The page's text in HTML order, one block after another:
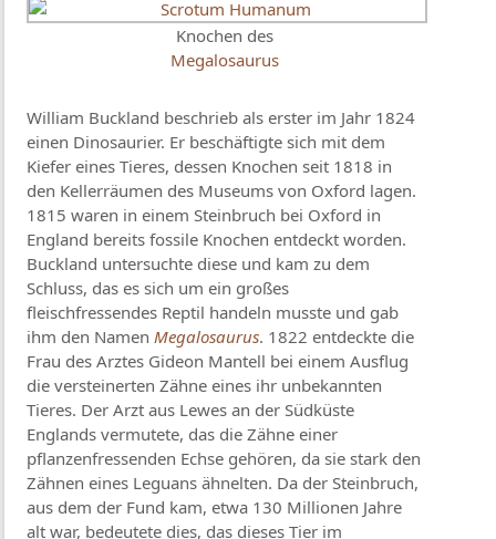
Knochen des
Megalosaurus
William Buckland beschrieb als erster im Jahr 1824
einen Dinosaurier. Er beschäftigte sich mit dem
Kiefer eines Tieres, dessen Knochen seit 1818 in
den Kellerräumen des Museums von Oxford lagen.
1815 waren in einem Steinbruch bei Oxford in
England bereits fossile Knochen entdeckt worden.
Buckland untersuchte diese und kam zu dem
Schluss, das es sich um ein großes
fleischfressendes Reptil handeln musste und gab
ihm den NamenMegalosaurus. 1822 entdeckte die
Frau des Arztes Gideon Mantell bei einem Ausflug
die versteinerten Zähne eines ihr unbekannten
Tieres. Der Arzt aus Lewes an der Südküste
Englands vermutete, das die Zähne einer
pflanzenfressenden Echse gehören, da sie stark den
Zähnen eines Leguans ähnelten. Da der Steinbruch,
aus dem der Fund kam, etwa 130 Millionen Jahre
alt war, bedeutete dies, das dieses Tier im